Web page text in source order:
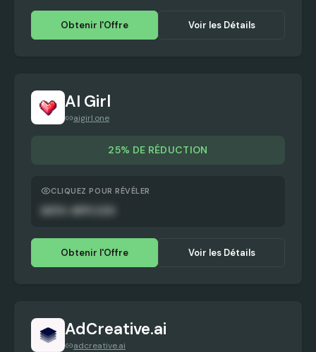
Obtenir l'Offre Voir les Détails
AI Girl
aigirl.one
25% DE RÉDUCTION
CLIQUEZ POUR RÉVÉLER
Obtenir l'Offre Voir les Détails
AdCreative.ai
adcreative.ai